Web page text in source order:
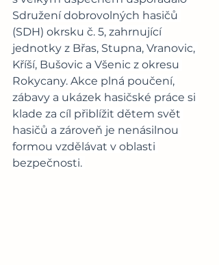
Sdružení dobrovolných hasičů
(SDH) okrsku č. 5, zahrnující
jednotky z Břas, Stupna, Vranovic,
Kříší, Bušovic a Všenic z okresu
Rokycany. Akce plná poučení,
zábavy a ukázek hasičské práce si
klade za cíl přiblížit dětem svět
hasičů a zároveň je nenásilnou
formou vzdělávat v oblasti
bezpečnosti.